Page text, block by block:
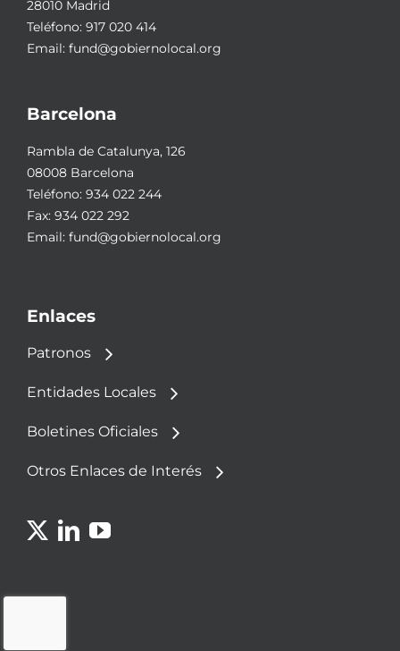
28010 Madrid
Teléfono: 917 020 414
Email: fund@gobiernolocal.org
Barcelona
Rambla de Catalunya, 126
08008 Barcelona
Teléfono: 934 022 244
Fax: 934 022 292
Email: fund@gobiernolocal.org
Enlaces
Patronos
Entidades Locales
Boletines Oficiales
Otros Enlaces de Interés